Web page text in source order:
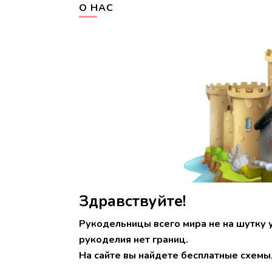
О НАС
Здравствуйте!
Рукодельницы всего мира не на шутку
рукоделия нет границ.
На сайте вы найдете бесплатные